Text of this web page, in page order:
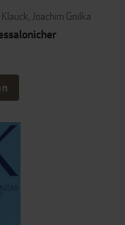
, Joachim Gnilka